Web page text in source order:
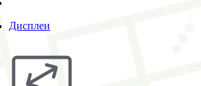
Дисплеи